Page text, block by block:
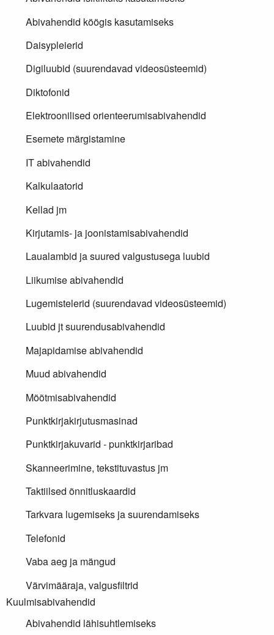
Abivahendid köögis kasutamiseks
Daisypleierid
Digiluubid (suurendavad videosüsteemid)
Diktofonid
Elektroonilised orienteerumisabivahendid
Esemete märgistamine
IT abivahendid
Kalkulaatorid
Kellad jm
Kirjutamis- ja joonistamisabivahendid
Laualambid ja suured valgustusega luubid
Liikumise abivahendid
Lugemistelerid (suurendavad videosüsteemid)
Luubid jt suurendusabivahendid
Majapidamise abivahendid
Muud abivahendid
Mõõtmisabivahendid
Punktkirjakirjutusmasinad
Punktkirjakuvarid - punktkirjaribad
Skanneerimine, tekstituvastus jm
Taktiilsed õnnitluskaardid
Tarkvara lugemiseks ja suurendamiseks
Telefonid
Vaba aeg ja mängud
Värvimääraja, valgusfiltrid
Kuulmisabivahendid
Abivahendid lähisuhtlemiseks